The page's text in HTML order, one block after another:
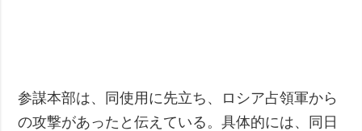
参謀本部は、同使用に先立ち、ロシア占領軍から
の攻撃があったと伝えている。具体的には、同日